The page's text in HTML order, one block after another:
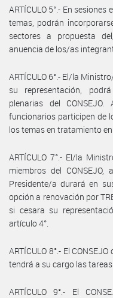
ARTÍCULO 5°.- En
temas, podrán
sectores a propuesta
anuencia de los/as
ARTÍCULO 6°.- El/la
su representación,
plenarias del
funcionarios participen de
los temas en tratamiento en
ARTÍCULO 7°.- El/la
miembros del
Presidente/a durará en
opción a renovación por
si cesara su
artículo 4°.
ARTÍCULO 8°.- El
tendrá a su cargo las
ARTÍCULO 9°.- El